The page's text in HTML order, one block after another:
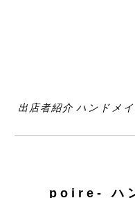
出店者紹介 ハンドメ
poire- ハ